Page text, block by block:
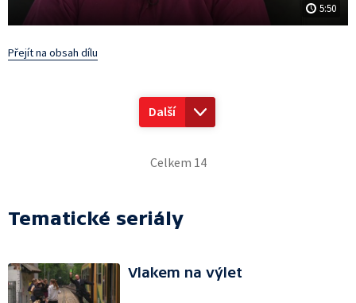
5:50
Přejít na obsah dílu
Další
Celkem 14
Tematické seriály
Vlakem na výlet